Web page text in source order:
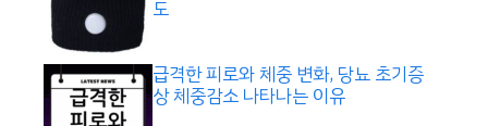
도
급격한 피로와 체중 변화, 당뇨 초기증
상 체중감소 나타나는 이유